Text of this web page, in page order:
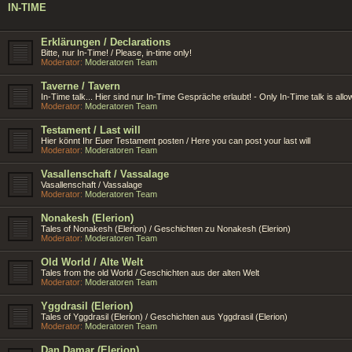
IN-TIME
Erklärungen / Declarations
Bitte, nur In-Time! / Please, in-time only!
Moderator: Moderatoren Team
Taverne / Tavern
In-Time talk... Hier sind nur In-Time Gespräche erlaubt! - Only In-Time talk is
Moderator: Moderatoren Team
Testament / Last will
Hier könnt Ihr Euer Testament posten / Here you can post your last will
Moderator: Moderatoren Team
Vasallenschaft / Vassalage
Vasallenschaft / Vassalage
Moderator: Moderatoren Team
Nonakesh (Elerion)
Tales of Nonakesh (Elerion) / Geschichten zu Nonakesh (Elerion)
Moderator: Moderatoren Team
Old World / Alte Welt
Tales from the old World / Geschichten aus der alten Welt
Moderator: Moderatoren Team
Yggdrasil (Elerion)
Tales of Yggdrasil (Elerion) / Geschichten aus Yggdrasil (Elerion)
Moderator: Moderatoren Team